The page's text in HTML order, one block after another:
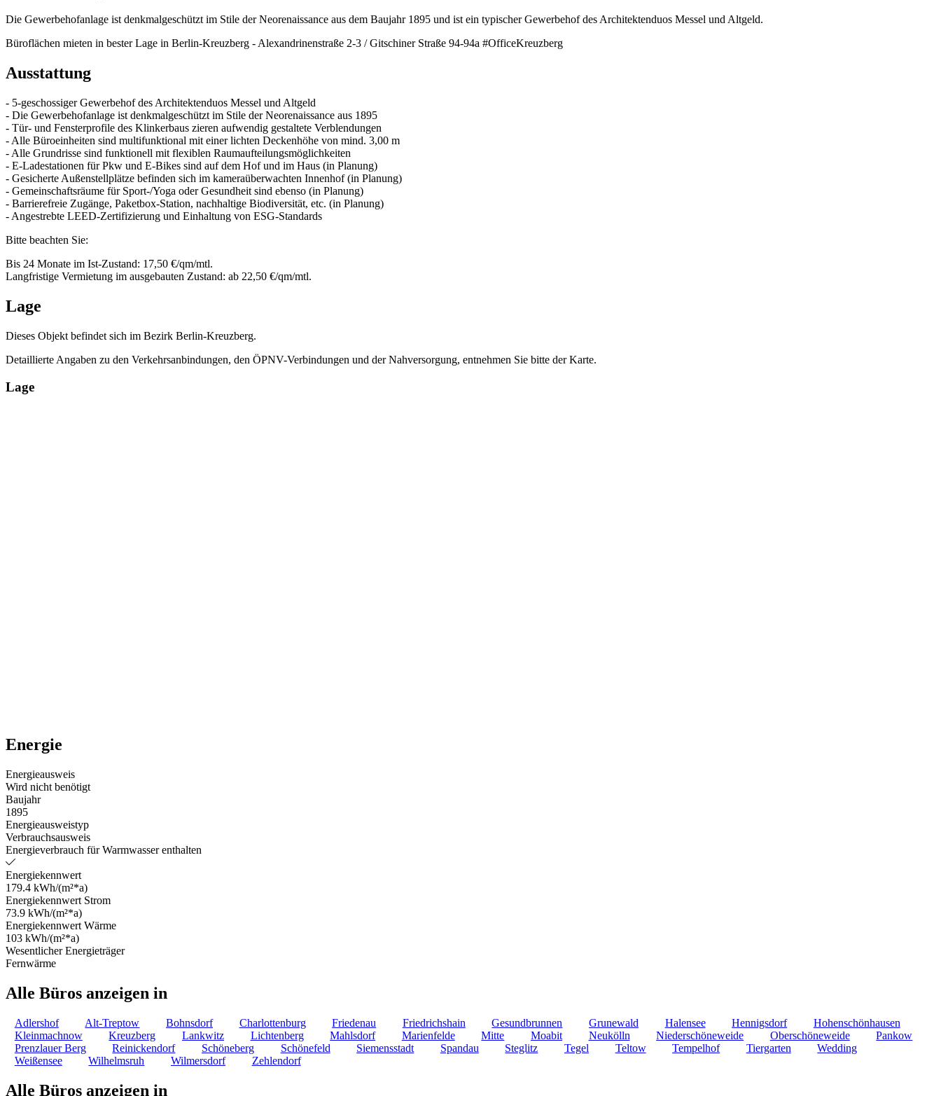
Die Gewerbehofanlage ist denkmalgeschützt im Stile der Neorenaissance aus dem Baujahr 1895 und ist ein typischer Gewerbehof des Architektenduos Messel und Altgeld.
Büroflächen mieten in bester Lage in Berlin-Kreuzberg - Alexandrinenstraße 2-3 / Gitschiner Straße 94-94a #OfficeKreuzberg
Ausstattung
- 5-geschossiger Gewerbehof des Architektenduos Messel und Altgeld
- Die Gewerbehofanlage ist denkmalgeschützt im Stile der Neorenaissance aus 1895
- Tür- und Fensterprofile des Klinkerbaus zieren aufwendig gestaltete Verblendungen
- Alle Büroeinheiten sind multifunktional mit einer lichten Deckenhöhe von mind. 3,00 m
- Alle Grundrisse sind funktionell mit flexiblen Raumaufteilungsmöglichkeiten
- E-Ladestationen für Pkw und E-Bikes sind auf dem Hof und im Haus (in Planung)
- Gesicherte Außenstellplätze befinden sich im kameraüberwachten Innenhof (in Planung)
- Gemeinschaftsräume für Sport-/Yoga oder Gesundheit sind ebenso (in Planung)
- Barrierefreie Zugänge, Paketbox-Station, nachhaltige Biodiversität, etc. (in Planung)
- Angestrebte LEED-Zertifizierung und Einhaltung von ESG-Standards
Bitte beachten Sie:
Bis 24 Monate im Ist-Zustand: 17,50 €/qm/mtl.
Langfristige Vermietung im ausgebauten Zustand: ab 22,50 €/qm/mtl.
Lage
Dieses Objekt befindet sich im Bezirk Berlin-Kreuzberg.
Detaillierte Angaben zu den Verkehrsanbindungen, den ÖPNV-Verbindungen und der Nahversorgung, entnehmen Sie bitte der Karte.
Lage
Energie
Energieausweis
Wird nicht benötigt
Baujahr
1895
Energieausweistyp
Verbrauchsausweis
Energieverbrauch für Warmwasser enthalten
Energiekennwert
179.4 kWh/(m²*a)
Energiekennwert Strom
73.9 kWh/(m²*a)
Energiekennwert Wärme
103 kWh/(m²*a)
Wesentlicher Energieträger
Fernwärme
Alle Büros anzeigen in
Adlershof Alt-Treptow Bohnsdorf Charlottenburg Friedenau Friedrichshain Gesundbrunnen Grunewald Halensee Hennigsdorf
Hohenschönhausen
Kleinmachnow
Kreuzberg Lankwitz Lichtenberg Mahlsdorf Marienfelde Mitte Moabit Neukölln Niederschöneweide Oberschöneweide
Pankow
Prenzlauer Berg
Reinickendorf Schöneberg Schönefeld Siemensstadt Spandau Steglitz Tegel Teltow Tempelhof Tiergarten
Wedding
Weißensee
Wilhelmsruh Wilmersdorf Zehlendorf
Alle Büros anzeigen in